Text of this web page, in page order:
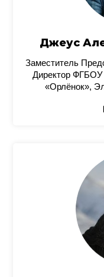
Джеус
Заместитель
Директор ФГБОУ
«Орлёнок»,